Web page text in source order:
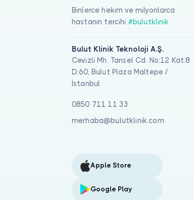
Binlerce hekim ve milyonlarca
hastanın tercihi #bulutklinik
Bulut Klinik Teknoloji A.Ş.
Cevizli Mh. Tansel Cd. No:12 Kat:8
D:60, Bulut Plaza Maltepe /
İstanbul
0850 711 11 33
merhaba@bulutklinik.com
Apple Store
Google Play